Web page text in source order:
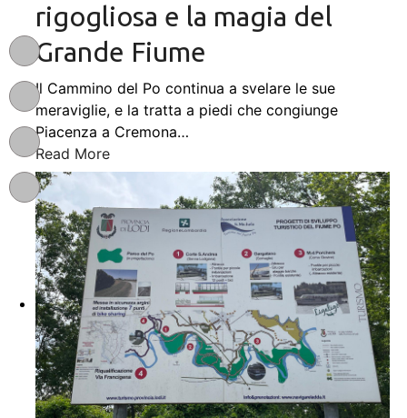
rigogliosa e la magia del
Grande Fiume
Il Cammino del Po continua a svelare le sue
meraviglie, e la tratta a piedi che congiunge
Piacenza a Cremona…
Read More